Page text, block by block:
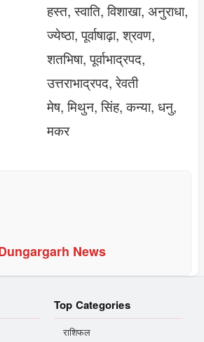
हस्त, स्वाति, विशाखा, अनुराधा,
ज्येष्ठा, पूर्वाषाढ़ा, श्रवण,
शतभिषा, पूर्वाभाद्रपद,
उत्तराभाद्रपद, रेवती
मेष, मिथुन, सिंह, कन्या, धनु,
मकर
News
Top Categories
राशिफल